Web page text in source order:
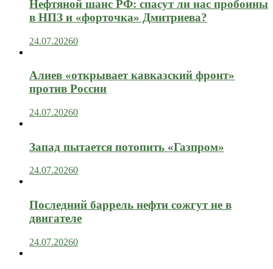
Нефтяной шанс РФ: спасут ли нас пробоины
в НПЗ и «форточка» Дмитриева?
24.07.20260
Алиев «открывает кавказский фронт»
против России
24.07.20260
Запад пытается потопить «Газпром»
24.07.20260
Последний баррель нефти сожгут не в
двигателе
24.07.20260